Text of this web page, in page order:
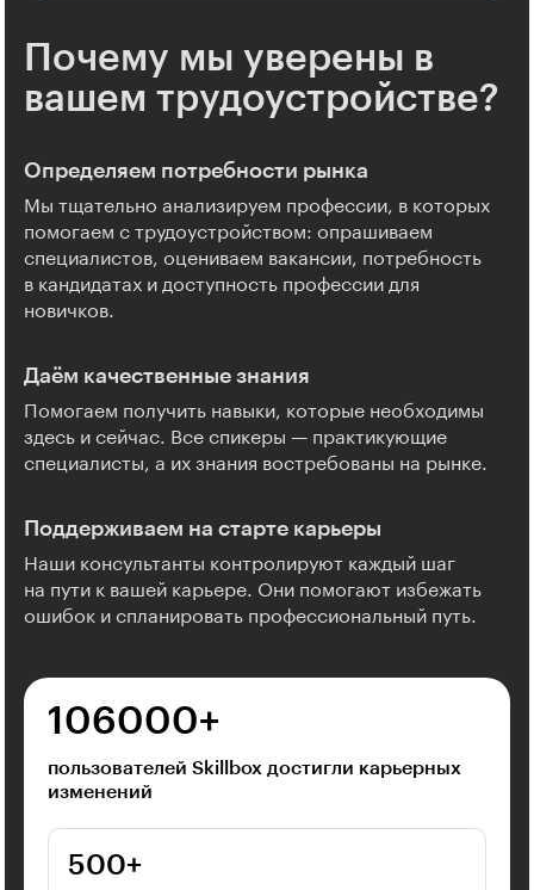
Почему мы уверены в
вашем трудоустройстве?
Определяем потребности рынка
Мы тщательно анализируем профессии, в которых
помогаем с трудоустройством: опрашиваем
специалистов, оцениваем вакансии, потребность
в кандидатах и доступность профессии для
новичков.
Даём качественные знания
Помогаем получить навыки, которые необходимы
здесь и сейчас. Все спикеры — практикующие
специалисты, а их знания востребованы на рынке.
Поддерживаем на старте карьеры
Наши консультанты контролируют каждый шаг
на пути к вашей карьере. Они помогают избежать
ошибок и спланировать профессиональный путь.
106000⁠+
пользователей Skillbox достигли карьерных
изменений
500⁠+